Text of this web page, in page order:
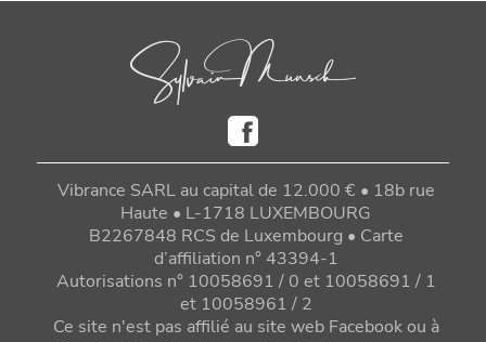
Vibrance SARL au capital de 12.000 € • 18b rue
Haute • L-1718 LUXEMBOURG
B2267848 RCS de Luxembourg • Carte
d’affiliation n° 43394-1
Autorisations n° 10058691 / 0 et 10058691 / 1
et 10058961 / 2
Ce site n'est pas affilié au site web Facebook ou à